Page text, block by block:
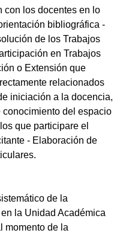
con los docentes en lo
bibliográfica -
de los Trabajos
en Trabajos
o Extensión que
relacionados
iniciación a la docencia,
conocimiento del espacio
que participare el
- Elaboración de
de la
la Unidad Académica
momento de la